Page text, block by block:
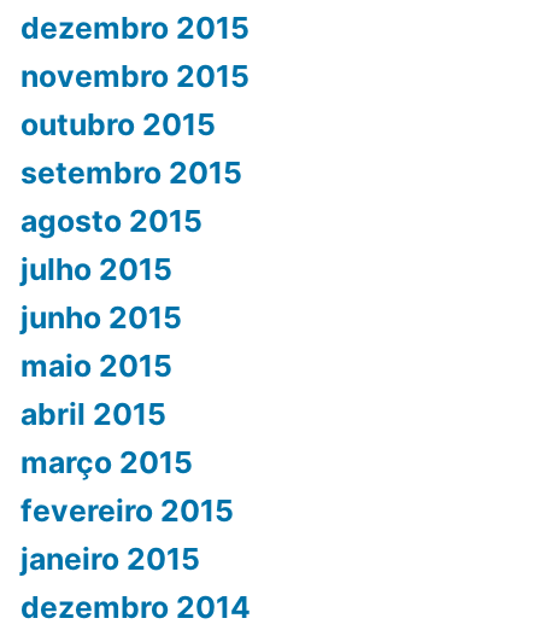
dezembro 2015
novembro 2015
outubro 2015
setembro 2015
agosto 2015
julho 2015
junho 2015
maio 2015
abril 2015
março 2015
fevereiro 2015
janeiro 2015
dezembro 2014